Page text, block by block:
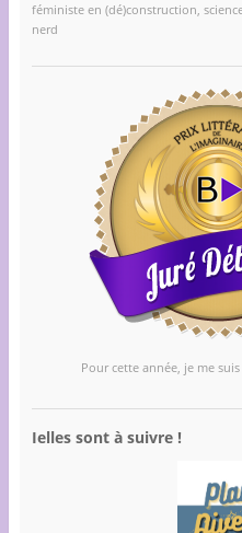
féministe en (dé)construction,
nerd
Pour cette année, je me
Ielles sont à suivre !